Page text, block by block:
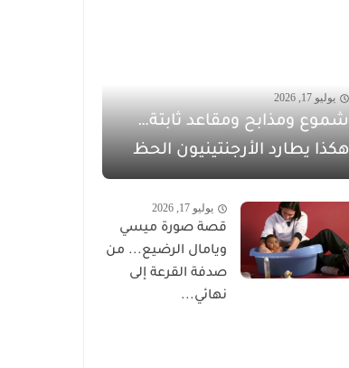
يوليو 17, 2026
شموع ومذابح ومقاعد ثابتة…
هكذا يطارد الأرجنتينيون الحظ
يوليو 17, 2026
قصة صورة ميسي
ويامال الرضيع... من
صدفة القرعة إلى
نهائي...